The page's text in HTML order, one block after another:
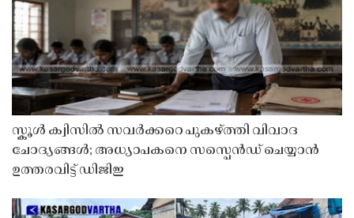
സ്കൂൾ ക്വിസിൽ സവർക്കറെ പുകഴ്ത്തി വിവാദ
ചോദ്യങ്ങൾ; അധ്യാപകനെ സസ്പെൻഡ് ചെയ്യാൻ
ഉത്തരവിട്ട് ഡിജിഇ